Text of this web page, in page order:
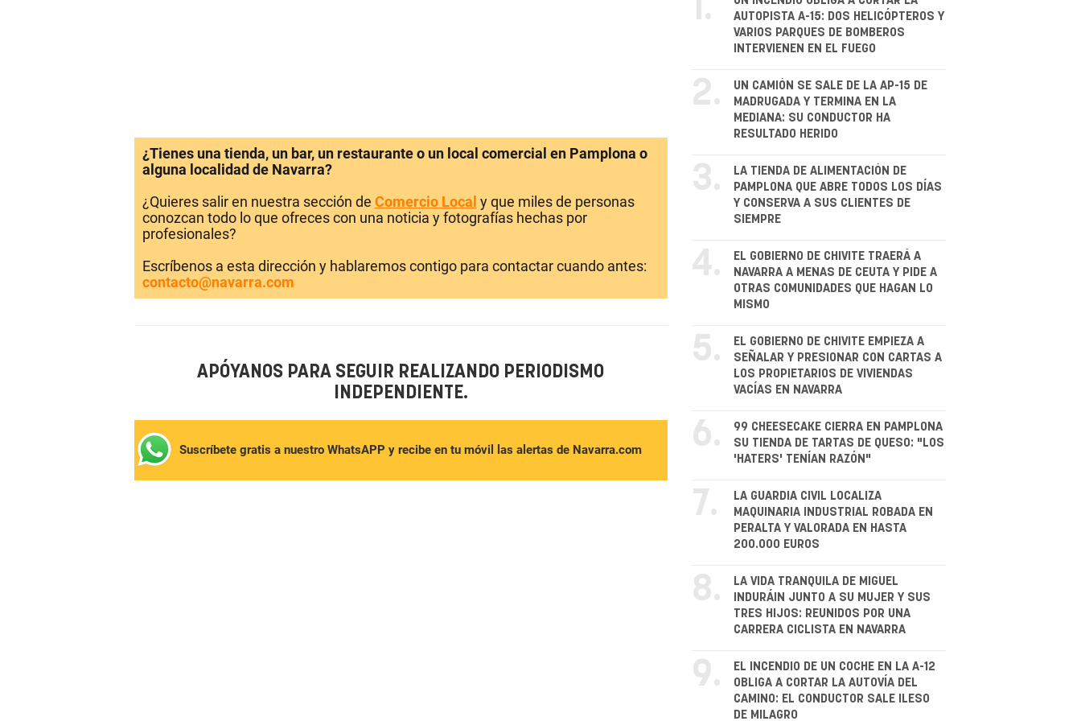
¿Tienes una tienda, un bar, un restaurante o un local comercial en Pamplona o
alguna localidad de Navarra?
¿Quieres salir en nuestra sección de Comercio Local y que miles de personas
conozcan todo lo que ofreces con una noticia y fotografías hechas por
profesionales?
Escríbenos a esta dirección y hablaremos contigo para contactar cuando antes:
contacto@navarra.com
APÓYANOS PARA SEGUIR REALIZANDO PERIODISMO
INDEPENDIENTE.
Suscríbete gratis a nuestro WhatsAPP y recibe en tu móvil las alertas de Navarra.com
1.
AUTOPISTA A-15: DOS HELICÓPTEROS Y
VARIOS PARQUES DE BOMBEROS
INTERVIENEN EN EL FUEGO
2.
UN CAMIÓN SE SALE DE LA AP-15 DE
MADRUGADA Y TERMINA EN LA
MEDIANA: SU CONDUCTOR HA
RESULTADO HERIDO
3.
LA TIENDA DE ALIMENTACIÓN DE
PAMPLONA QUE ABRE TODOS LOS DÍAS
Y CONSERVA A SUS CLIENTES DE
SIEMPRE
4.
EL GOBIERNO DE CHIVITE TRAERÁ A
NAVARRA A MENAS DE CEUTA Y PIDE A
OTRAS COMUNIDADES QUE HAGAN LO
MISMO
5.
EL GOBIERNO DE CHIVITE EMPIEZA A
SEÑALAR Y PRESIONAR CON CARTAS A
LOS PROPIETARIOS DE VIVIENDAS
VACÍAS EN NAVARRA
6.
99 CHEESECAKE CIERRA EN PAMPLONA
SU TIENDA DE TARTAS DE QUESO: "LOS
'HATERS' TENÍAN RAZÓN"
7.
LA GUARDIA CIVIL LOCALIZA
MAQUINARIA INDUSTRIAL ROBADA EN
PERALTA Y VALORADA EN HASTA
200.000 EUROS
8.
LA VIDA TRANQUILA DE MIGUEL
INDURÁIN JUNTO A SU MUJER Y SUS
TRES HIJOS: REUNIDOS POR UNA
CARRERA CICLISTA EN NAVARRA
9.
EL INCENDIO DE UN COCHE EN LA A-12
OBLIGA A CORTAR LA AUTOVÍA DEL
CAMINO: EL CONDUCTOR SALE ILESO
DE MILAGRO